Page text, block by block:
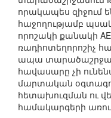
որակապես զիջում
հաջողությամբ
որոշակի քանակի
ռադիոտեղորոշիչ
ապա
հավասարը չի
մարտական
հետախուզման ու
համակարգերի